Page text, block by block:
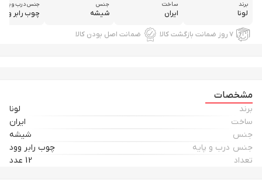
برند
لونا
ساخت
ایران
جنس
شیشه
جنس درب و پایه
چوب رابر وود
۷ روز ضمانت بازگشت کالا ضمانت اصل بودن کالا
مشخصات
برند
لونا
ساخت
ایران
جنس
شیشه
جنس درب و پایه
چوب رابر وود
تعداد
12 عدد